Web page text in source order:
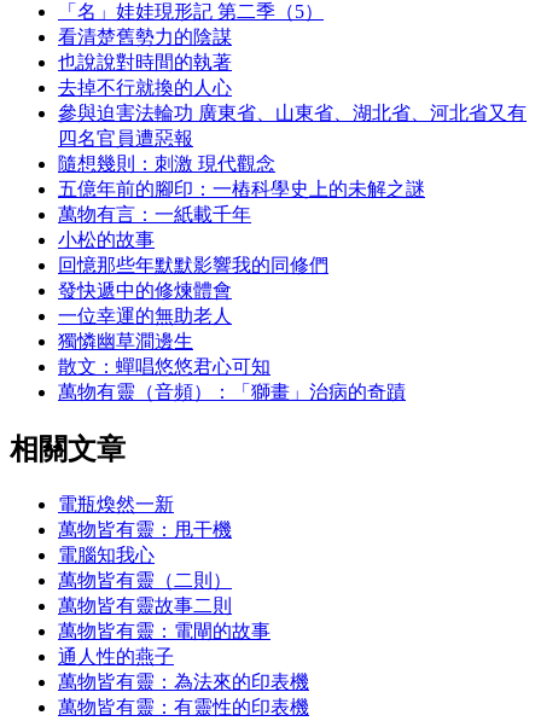
「名」娃娃現形記 第二季（5）
看清楚舊勢力的陰謀
也說說對時間的執著
去掉不行就換的人心
參與迫害法輪功 廣東省、山東省、湖北省、河北省又有
四名官員遭惡報
隨想幾則：刺激 現代觀念
五億年前的腳印：一樁科學史上的未解之謎
萬物有言：一紙載千年
小松的故事
回憶那些年默默影響我的同修們
發快遞中的修煉體會
一位幸運的無助老人
獨憐幽草澗邊生
散文：蟬唱悠悠君心可知
萬物有靈（音頻）：「獅畫」治病的奇蹟
相關文章
電瓶煥然一新
萬物皆有靈：甩干機
電腦知我心
萬物皆有靈（二則）
萬物皆有靈故事二則
萬物皆有靈：電閘的故事
通人性的燕子
萬物皆有靈：為法來的印表機
萬物皆有靈：有靈性的印表機